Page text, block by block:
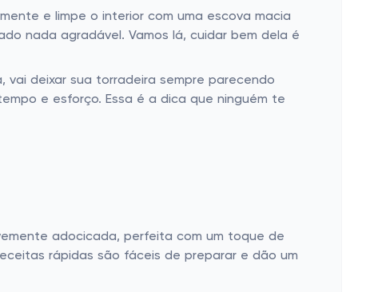
e limpe o interior com uma escova macia
nada agradável. Vamos lá, cuidar bem dela é
deixar sua torradeira sempre parecendo
e esforço. Essa é a dica que ninguém te
adocicada, perfeita com um toque de
rápidas são fáceis de preparar e dão um